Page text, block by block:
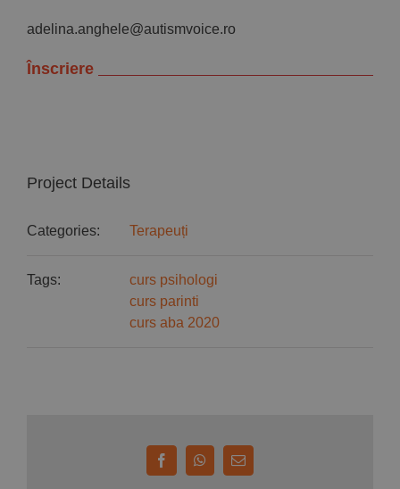
adelina.anghele@autismvoice.ro
Înscriere
Project Details
Categories: Terapeuți
Tags:
curs psihologi
curs parinti
curs aba 2020
FacebookWhatsApp
E-
mail: